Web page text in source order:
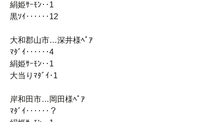
絹姫ｻｰﾓﾝ‥1
黒ｿｲ‥‥‥12
大和郡山市…深井様ﾍﾟｱ
ﾏﾀﾞｲ‥‥‥4
絹姫ｻｰﾓﾝ‥1
大当りﾏﾀﾞｲ･1
岸和田市…岡田様ﾍﾟｱ
ﾏﾀﾞｲ‥‥‥？